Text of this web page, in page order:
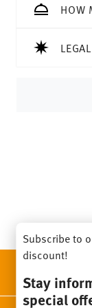
Tracking:
Delivery time:
Germany
HOW
Subscribe to
discount!
Stay
special